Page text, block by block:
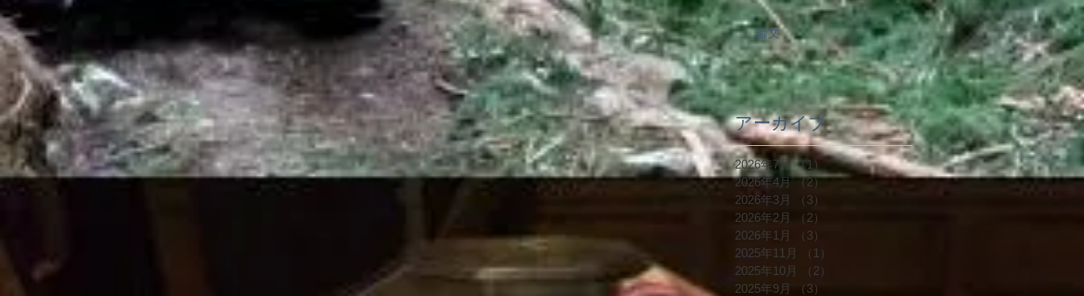
論文
アーカイブ
2026年7月 （1） 1件の記事
2026年4月 （2）2件の記事
2026年3月
（3）
2026年2月
（2）
2026年1月
（3）
2025年11月
（1）
2025年10月
（2）
2025年9月
（3）